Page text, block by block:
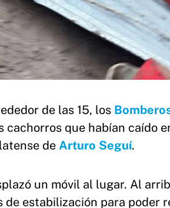
de las 15, los
cachorros que habían caído
de Arturo Seguí.
un móvil al lugar. Al
estabilización para poder